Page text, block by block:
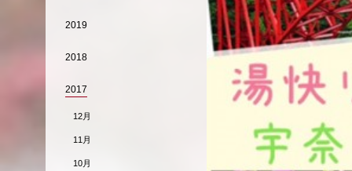
2019
2018
2017
12月
11月
10月